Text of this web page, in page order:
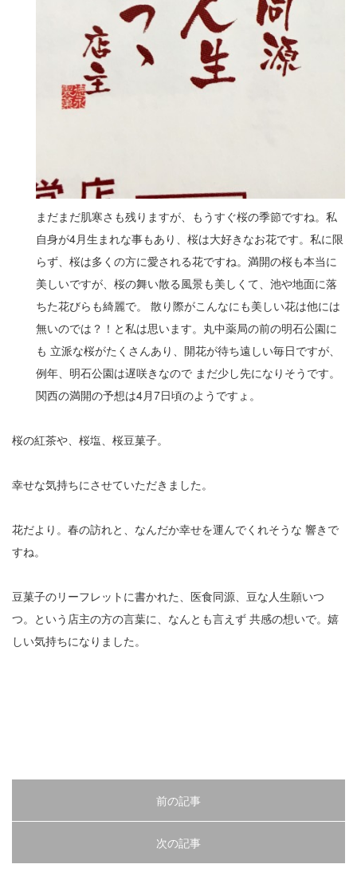
まだまだ肌寒さも残りますが、もうすぐ桜の季節ですね。私
自身が4月生まれな事もあり、桜は大好きなお花です。私に限
らず、桜は多くの方に愛される花ですね。満開の桜も本当に
美しいですが、桜の舞い散る風景も美しくて、池や地面に落
ちた花びらも綺麗で。 散り際がこんなにも美しい花は他には
無いのでは？！と私は思います。丸中薬局の前の明石公園に
も 立派な桜がたくさんあり、開花が待ち遠しい毎日ですが、
例年、明石公園は遅咲きなので まだ少し先になりそうです。
関西の満開の予想は4月7日頃のようですょ。
桜の紅茶や、桜塩、桜豆菓子。
幸せな気持ちにさせていただきました。
花だより。春の訪れと、なんだか幸せを運んでくれそうな 響きで
すね。
豆菓子のリーフレットに書かれた、医食同源、豆な人生願いつ
つ。という店主の方の言葉に、なんとも言えず 共感の想いで。嬉
しい気持ちになりました。
前の記事
次の記事
6
7
10
11
12
13
15
19
20
22
23
30